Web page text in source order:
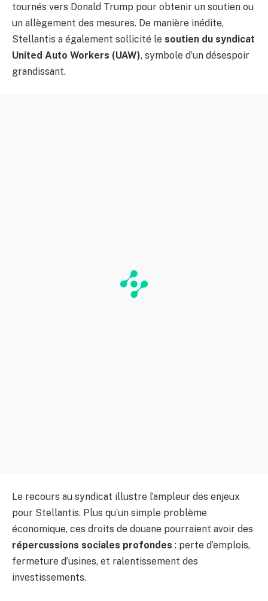
tournés vers Donald Trump pour obtenir un soutien ou
un allègement des mesures. De manière inédite,
Stellantis a également sollicité le soutien du syndicat
United Auto Workers (UAW), symbole d’un désespoir
grandissant.
Le recours au syndicat illustre l’ampleur des enjeux
pour Stellantis. Plus qu’un simple problème
économique, ces droits de douane pourraient avoir des
répercussions sociales profondes : perte d’emplois,
fermeture d’usines, et ralentissement des
investissements.